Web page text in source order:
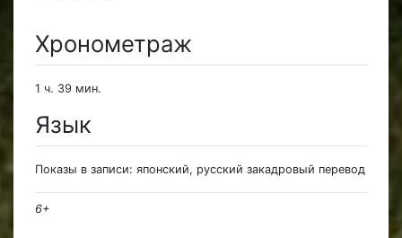
Хронометраж
1 ч. 39 мин.
Язык
Показы в записи: японский, русский закадровый перевод
6+